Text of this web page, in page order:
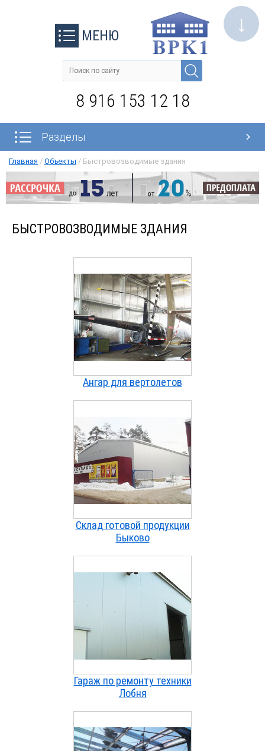
↓
МЕНЮ
8 916 153 12 18
Разделы
Главная / Объекты / Быстровозводимые здания
БЫСТРОВОЗВОДИМЫЕ ЗДАНИЯ
Ангар для вертолетов
Склад готовой продукции
Быково
Гараж по ремонту техники
Лобня